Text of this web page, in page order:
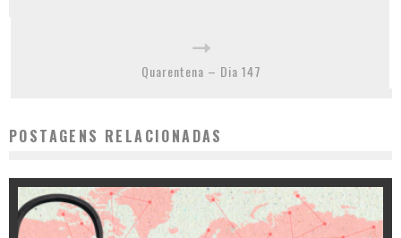
Quarentena – Dia 147
POSTAGENS RELACIONADAS